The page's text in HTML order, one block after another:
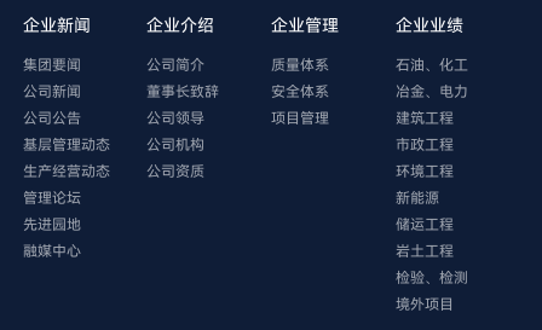
企业新闻
集团要闻
公司新闻
公司公告
基层管理动态
生产经营动态
管理论坛
先进园地
融媒中心
企业介绍
公司简介
董事长致辞
公司领导
公司机构
公司资质
企业管理
质量体系
安全体系
项目管理
企业业绩
石油、化工
冶金、电力
建筑工程
市政工程
环境工程
新能源
储运工程
岩土工程
检验、检测
境外项目